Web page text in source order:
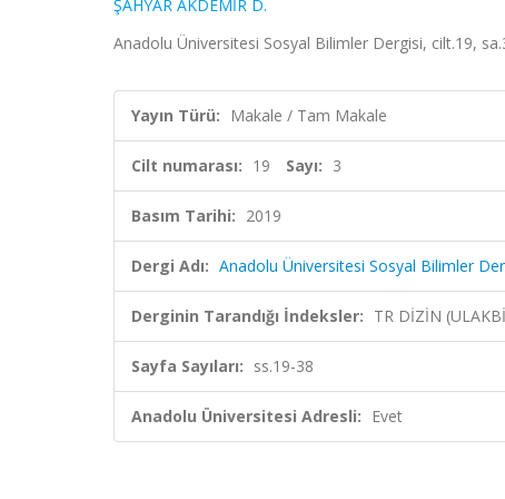
ŞAHYAR AKDEMİR D.
Anadolu Üniversitesi Sosyal Bilimler Dergisi, cilt.19,
Yayın Türü: Makale / Tam Makale
Cilt numarası: 19 Sayı: 3
Basım Tarihi: 2019
Dergi Adı: Anadolu Üniversitesi Sosyal Bilimler
Derginin Tarandığı İndeksler: TR DİZİN
Sayfa Sayıları: ss.19-38
Anadolu Üniversitesi Adresli: Evet